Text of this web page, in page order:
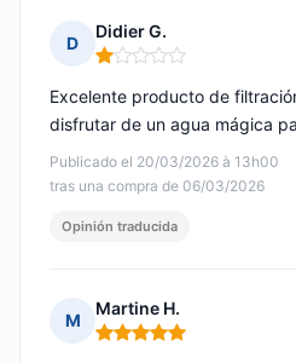
D
Didier G.
Nota: 1 de 5
Publicado el 20/03/2026 à 13h00
tras una compra de 06/03/2026
Excelente producto de
disfrutar de un agua mágica
Opinión traducida
M
Martine H.
Nota: 5 de 5